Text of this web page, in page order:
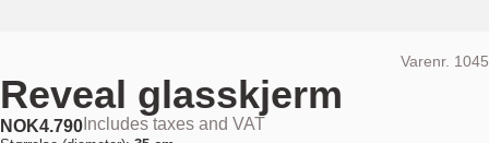
Varenr. 1045
Reveal glasskjerm
NOK4.790 Includes taxes and VAT